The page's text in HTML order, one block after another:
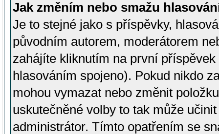
Jak změním nebo smažu
Je to stejné jako s příspěvky,
původním autorem, moderátorem
zahájíte kliknutím na první
hlasováním spojeno). Pokud nikdo
mohou vymazat nebo změnit
uskutečněné volby to tak může
administrátor. Tímto opatřením se